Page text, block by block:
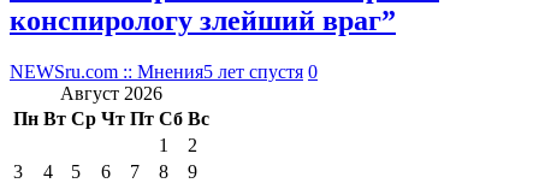
конспирологу злейший враг”
NEWSru.com :: Мнения5 лет спустя 0
Август 2026
Пн Вт Ср Чт Пт Сб Вс
1
2
3
4 5 6 7 8
9